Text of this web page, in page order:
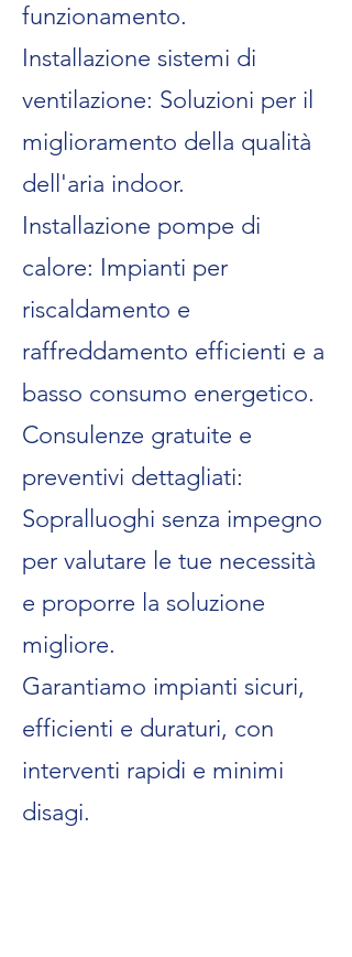
funzionamento.
Installazione sistemi di
ventilazione: Soluzioni per il
miglioramento della qualità
dell'aria indoor.
Installazione pompe di
calore: Impianti per
riscaldamento e
raffreddamento efficienti e a
basso consumo energetico.
Consulenze gratuite e
preventivi dettagliati:
Sopralluoghi senza impegno
per valutare le tue necessità
e proporre la soluzione
migliore.
Garantiamo impianti sicuri,
efficienti e duraturi, con
interventi rapidi e minimi
disagi.